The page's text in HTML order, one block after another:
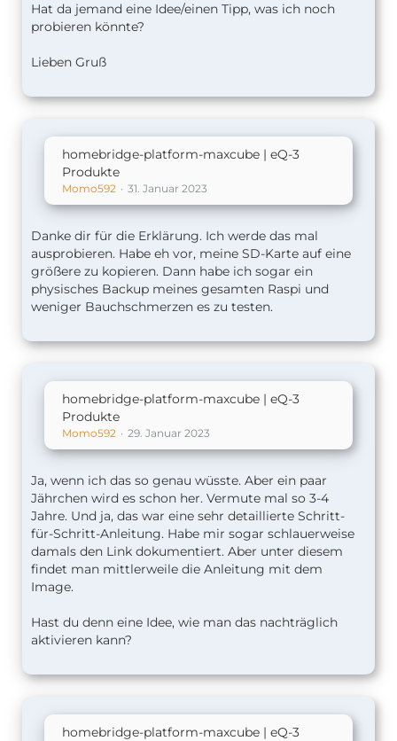
Hat da jemand eine Idee/einen Tipp, was ich noch
probieren könnte?
Lieben Gruß
homebridge-platform-maxcube | eQ-3
Produkte
Momo592 31. Januar 2023
Danke dir für die Erklärung. Ich werde das mal
ausprobieren. Habe eh vor, meine SD-Karte auf eine
größere zu kopieren. Dann habe ich sogar ein
physisches Backup meines gesamten Raspi und
weniger Bauchschmerzen es zu testen.
homebridge-platform-maxcube | eQ-3
Produkte
Momo592 29. Januar 2023
Ja, wenn ich das so genau wüsste. Aber ein paar
Jährchen wird es schon her. Vermute mal so 3-4
Jahre. Und ja, das war eine sehr detaillierte Schritt-
für-Schritt-Anleitung. Habe mir sogar schlauerweise
damals den Link dokumentiert. Aber unter diesem
findet man mittlerweile die Anleitung mit dem
Image.
Hast du denn eine Idee, wie man das nachträglich
aktivieren kann?
homebridge-platform-maxcube | eQ-3